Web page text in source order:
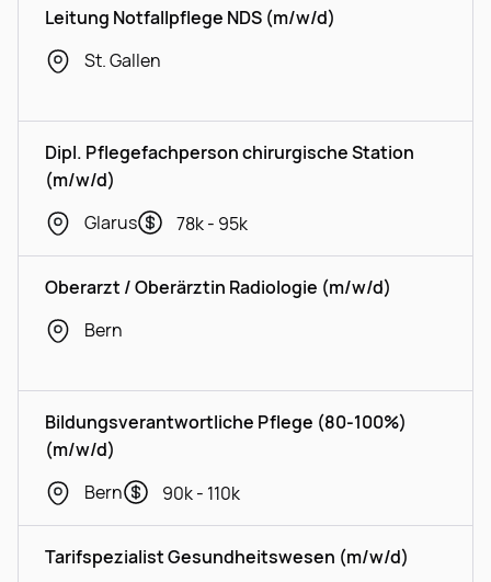
Leitung Notfallpflege NDS (m/w/d)
St. Gallen
Dipl. Pflegefachperson chirurgische Station
(m/w/d)
Glarus
78k - 95k
Oberarzt / Oberärztin Radiologie (m/w/d)
Bern
Bildungsverantwortliche Pflege (80-100%)
(m/w/d)
Bern
90k - 110k
Tarifspezialist Gesundheitswesen (m/w/d)